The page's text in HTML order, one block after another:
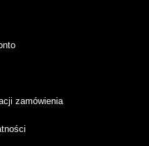
zamówienia